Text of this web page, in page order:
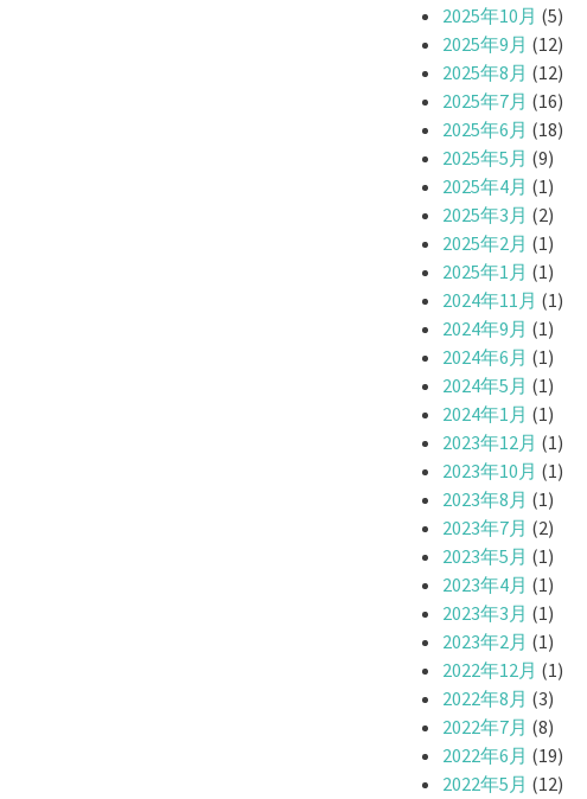
2025年10月 (5)
2025年9月 (12)
2025年8月 (12)
2025年7月 (16)
2025年6月 (18)
2025年5月 (9)
2025年4月 (1)
2025年3月 (2)
2025年2月 (1)
2025年1月 (1)
2024年11月 (1)
2024年9月 (1)
2024年6月 (1)
2024年5月 (1)
2024年1月 (1)
2023年12月 (1)
2023年10月 (1)
2023年8月 (1)
2023年7月 (2)
2023年5月 (1)
2023年4月 (1)
2023年3月 (1)
2023年2月 (1)
2022年12月 (1)
2022年8月 (3)
2022年7月 (8)
2022年6月 (19)
2022年5月 (12)